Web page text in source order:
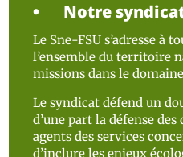
Notre
Le Sne-FSU s’adresse à
l’ensemble du territoire
missions dans le
Le syndicat défend un
d’une part la défense
agents des services
d’inclure les enjeux